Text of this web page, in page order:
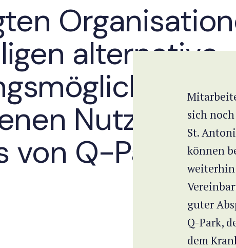
alternative
Nutzer des
Q-Park.
sich
St.
können
weiterhin
guter
Q-Park,
dem